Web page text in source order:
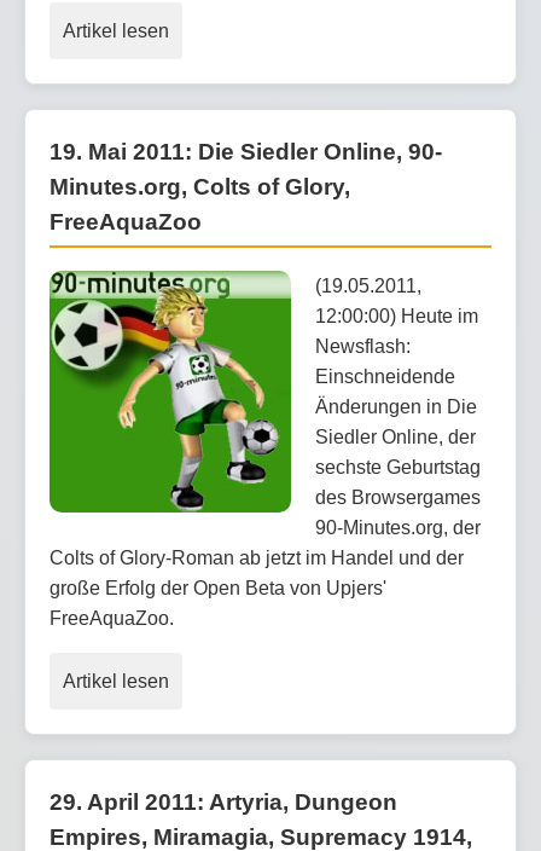
Artikel lesen
19. Mai 2011: Die Siedler Online, 90-
Minutes.org, Colts of Glory,
FreeAquaZoo
(19.05.2011,
12:00:00) Heute im
Newsflash:
Einschneidende
Änderungen in Die
Siedler Online, der
sechste Geburtstag
des Browsergames
90-Minutes.org, der
Colts of Glory-Roman ab jetzt im Handel und der
große Erfolg der Open Beta von Upjers'
FreeAquaZoo.
Artikel lesen
29. April 2011: Artyria, Dungeon
Empires, Miramagia, Supremacy 1914,